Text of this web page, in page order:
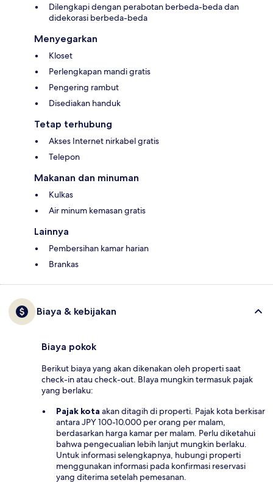
Dilengkapi dengan perabotan berbeda-beda dan
didekorasi berbeda-beda
Menyegarkan
Kloset
Perlengkapan mandi gratis
Pengering rambut
Disediakan handuk
Tetap terhubung
Akses Internet nirkabel gratis
Telepon
Makanan dan minuman
Kulkas
Air minum kemasan gratis
Lainnya
Pembersihan kamar harian
Brankas
Biaya & kebijakan
Biaya pokok
Berikut biaya yang akan dikenakan oleh properti saat
check-in atau check-out. BIaya mungkin termasuk pajak
yang berlaku:
Pajak kota akan ditagih di properti. Pajak kota berkisar
antara JPY 100-10.000 per orang per malam,
berdasarkan harga kamar per malam. Perlu diketahui
bahwa pengecualian lebih lanjut mungkin berlaku.
Untuk informasi selengkapnya, hubungi properti
menggunakan informasi pada konfirmasi reservasi
yang diterima setelah pemesanan.